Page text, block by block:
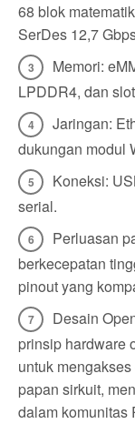
68 blok
SerDes 12,7
Memori:
LPDDR4, dan
Jaringan:
dukungan modul
Koneksi:
serial.
Perluasan
berkecepatan
pinout yang
Desain
prinsip hardware
untuk
papan sirkuit,
dalam komunitas